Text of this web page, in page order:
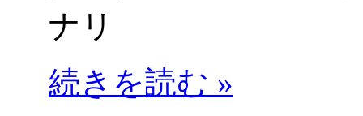
ナリ
続きを読む »